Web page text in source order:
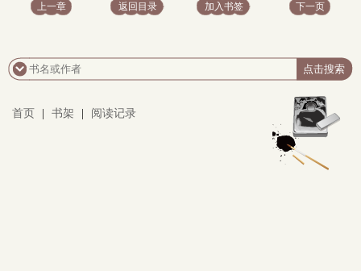
上一章 返回目录 加入书签 下一页
首页 书架 阅读记录